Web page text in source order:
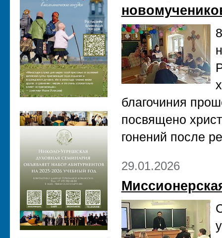
благочиния
посвящено
гонений после
29.01.2026